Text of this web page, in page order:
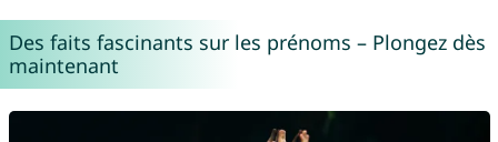
Des faits fascinants sur les prénoms – Plongez dès
maintenant